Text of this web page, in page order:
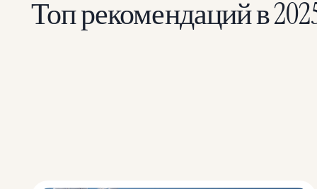
Топ рекомендаций в